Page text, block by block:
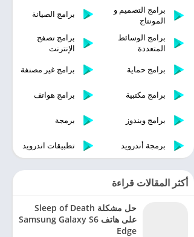
برامج التصميم و
المونتاج
برامج الصيانة
برامج الوسائط
المتعددة
برامج تصفح
الإنترنت
برامج حماية
برامج غير مصنفة
برامج مكتبية برامج هواتف
برامج ويندوز برمجة
برمجة أندرويد تطبيقات اندرويد
أكثر المقالات قراءة
حل مشكلة Sleep of Death
على هاتف Samsung Galaxy S6
Edge